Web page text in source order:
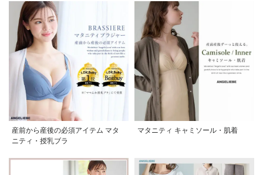
産前から産後の必須アイテム マタ
ニティ・授乳ブラ
マタニティ キャミソール・肌着